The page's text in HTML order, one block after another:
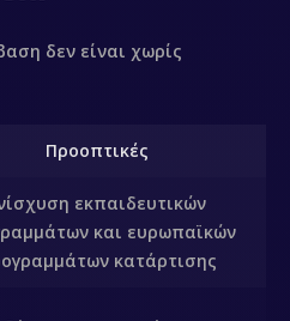
δεν είναι χωρίς
Προοπτικές
εκπαιδευτικών
και ευρωπαϊκών
κατάρτισης